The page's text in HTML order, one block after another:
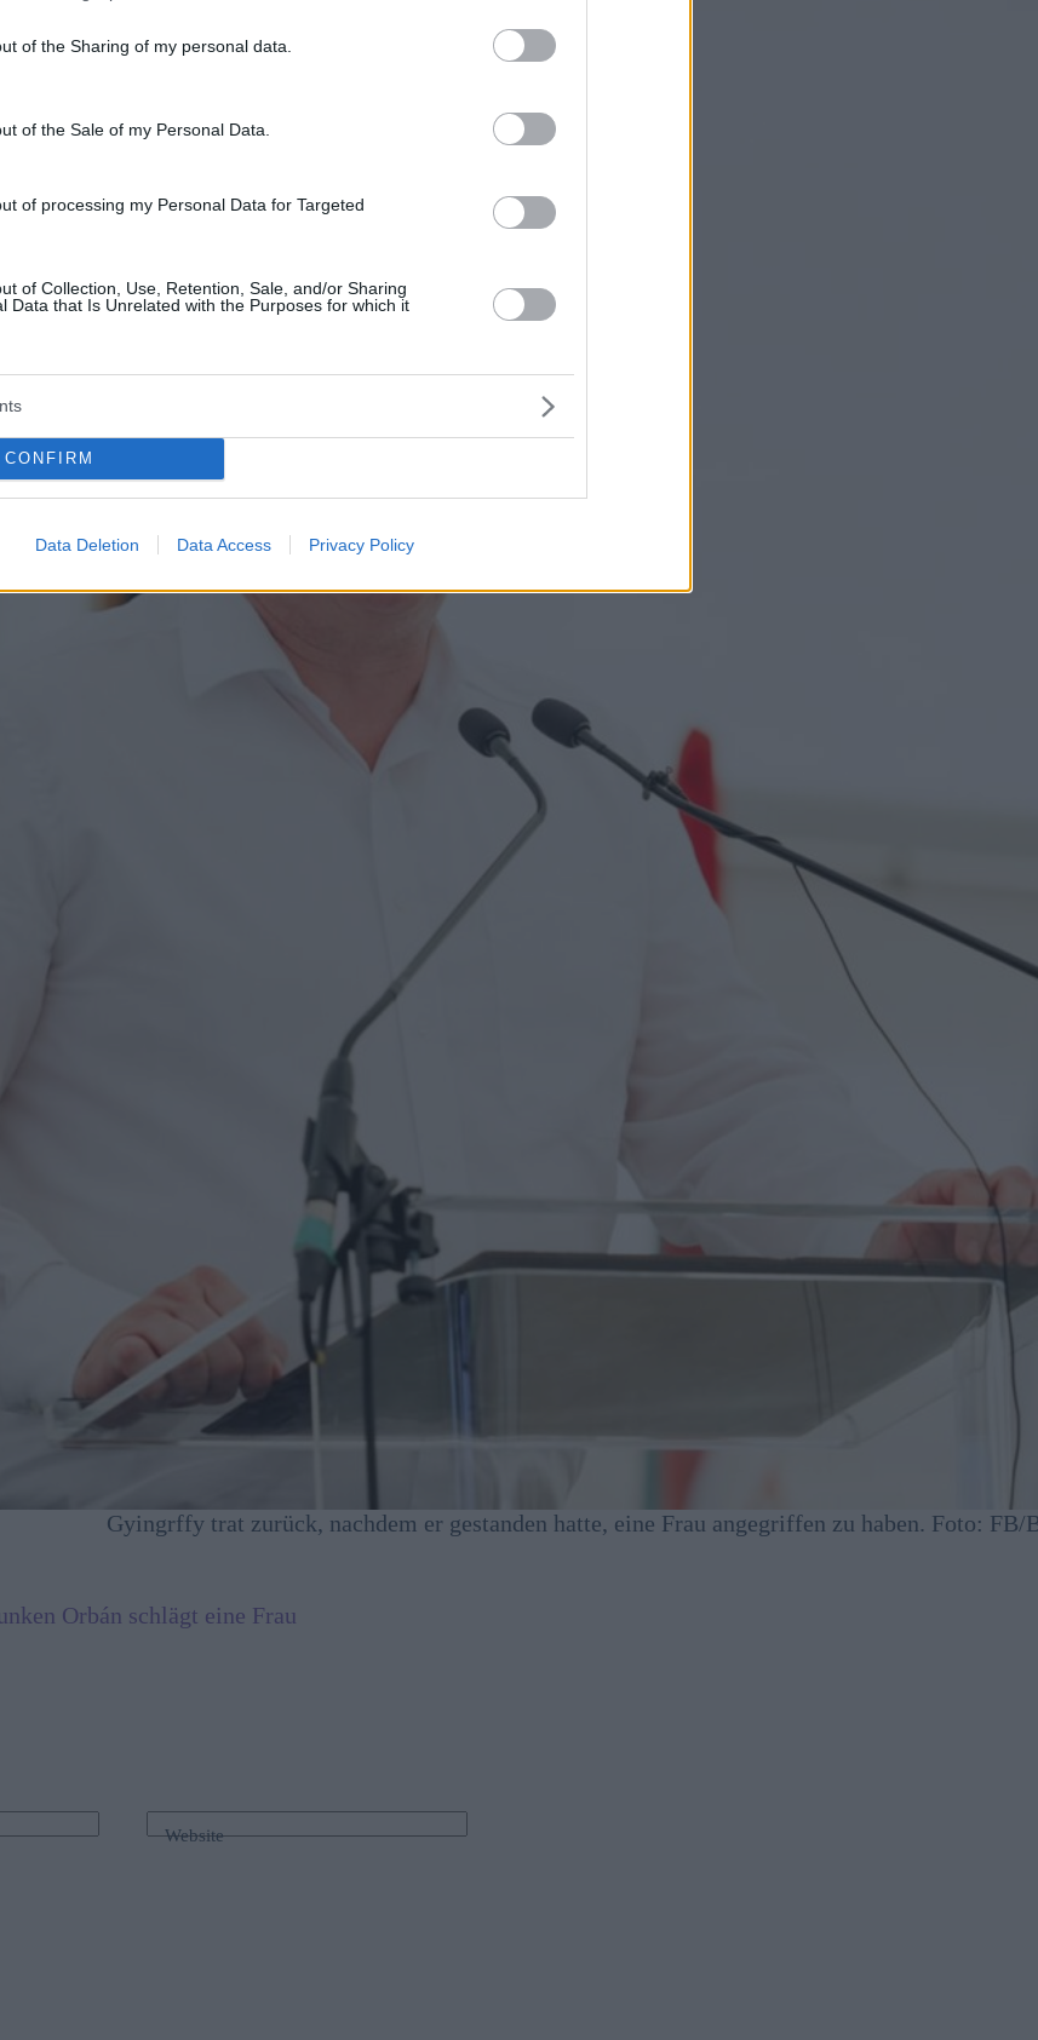
of the Sharing of my personal data.
of the Sale of my Personal Data.
of processing my Personal Data for Targeted
of Collection, Use, Retention, Sale, and/or Sharing
Data that Is Unrelated with the Purposes for which it
CONFIRM
Data Deletion Data Access Privacy Policy
Gyingrffy trat zurück, nachdem er gestanden hatte, eine Frau angegriffen zu haben. Foto:
Orbán schlägt eine Frau
Website